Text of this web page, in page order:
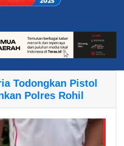
Todongkan Pistol
Polres Rohil